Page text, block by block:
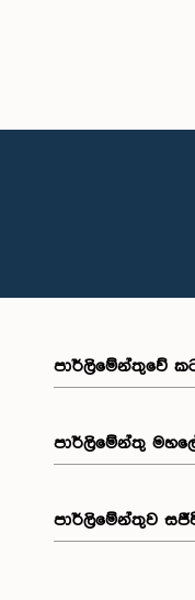
පාර්ලිමේන්තුවේ
පාර්ලිමේන්තු
පාර්ලිමේන්තුව